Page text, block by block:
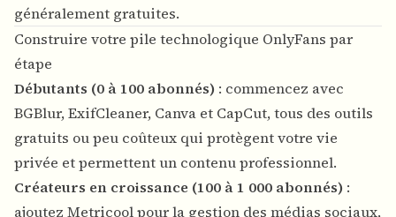
généralement gratuites.
Construire votre pile technologique OnlyFans par
étape
Débutants (0 à 100 abonnés) : commencez avec
BGBlur, ExifCleaner, Canva et CapCut, tous des outils
gratuits ou peu coûteux qui protègent votre vie
privée et permettent un contenu professionnel.
Créateurs en croissance (100 à 1 000 abonnés) :
ajoutez Metricool pour la gestion des médias sociaux,